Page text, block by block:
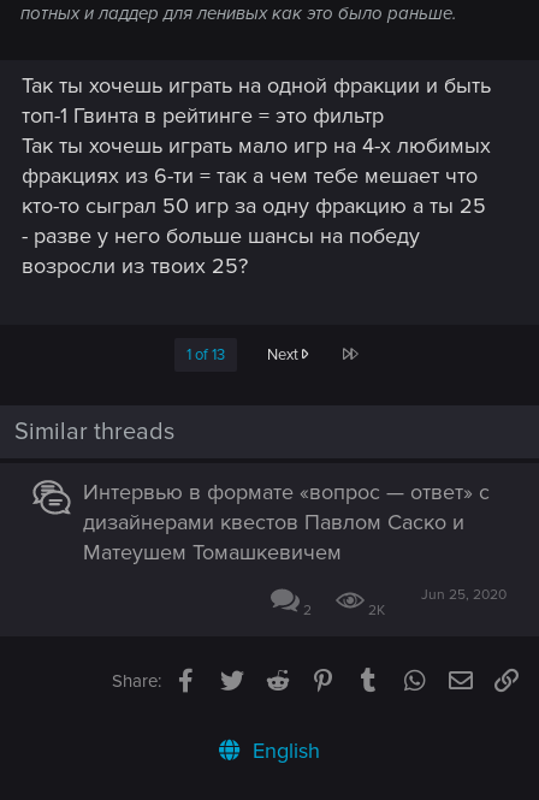
потных и ладдер для ленивых как это было раньше.
Так ты хочешь играть на одной фракции и быть
топ-1 Гвинта в рейтинге = это фильтр
Так ты хочешь играть мало игр на 4-х любимых
фракциях из 6-ти = так а чем тебе мешает что
кто-то сыграл 50 игр за одну фракцию а ты 25
- разве у него больше шансы на победу
возросли из твоих 25?
1 of 13 Next Last
Similar threads
Интервью в формате «вопрос — ответ» с
дизайнерами квестов Павлом Саско и
Матеушем Томашкевичем
2 2K
Jun 25, 2020
Share: Facebook
TwitterReddit PinterestTumblrWhatsApp
Email
English